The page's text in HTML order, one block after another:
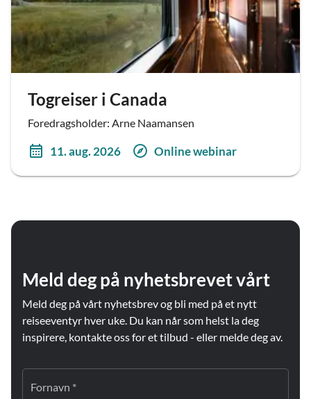
Togreiser i Canada
Foredragsholder: Arne Naamansen
11. aug. 2026 Online webinar
Meld deg på nyhetsbrevet vårt
Meld deg på vårt nyhetsbrev og bli med på et nytt
reiseeventyr hver uke. Du kan når som helst la deg
inspirere, kontakte oss for et tilbud - eller melde deg av.
Fornavn *